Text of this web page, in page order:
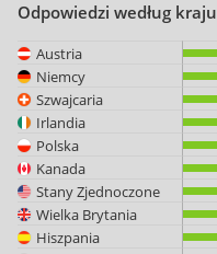
Odpowiedzi według kraju
Austria
Niemcy
Szwajcaria
Irlandia
Polska
Kanada
Stany Zjednoczone
Wielka Brytania
Hiszpania